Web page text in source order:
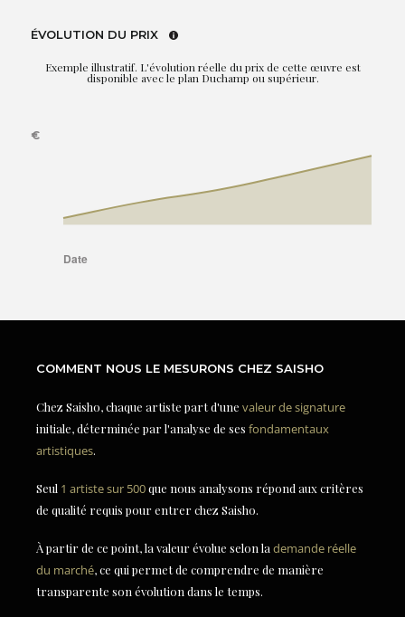
ÉVOLUTION DU PRIX
Exemple illustratif. L'évolution réelle du prix de cette œuvre est
disponible avec le plan Duchamp ou supérieur.
COMMENT NOUS LE MESURONS CHEZ SAISHO
Chez Saisho, chaque artiste part d'une valeur de signature
initiale, déterminée par l'analyse de ses fondamentaux
artistiques.
Seul 1 artiste sur 500que nous analysons répond aux critères
de qualité requis pour entrer chez Saisho.
À partir de ce point, la valeur évolue selon la demande réelle
du marché, ce qui permet de comprendre de manière
transparente son évolution dans le temps.